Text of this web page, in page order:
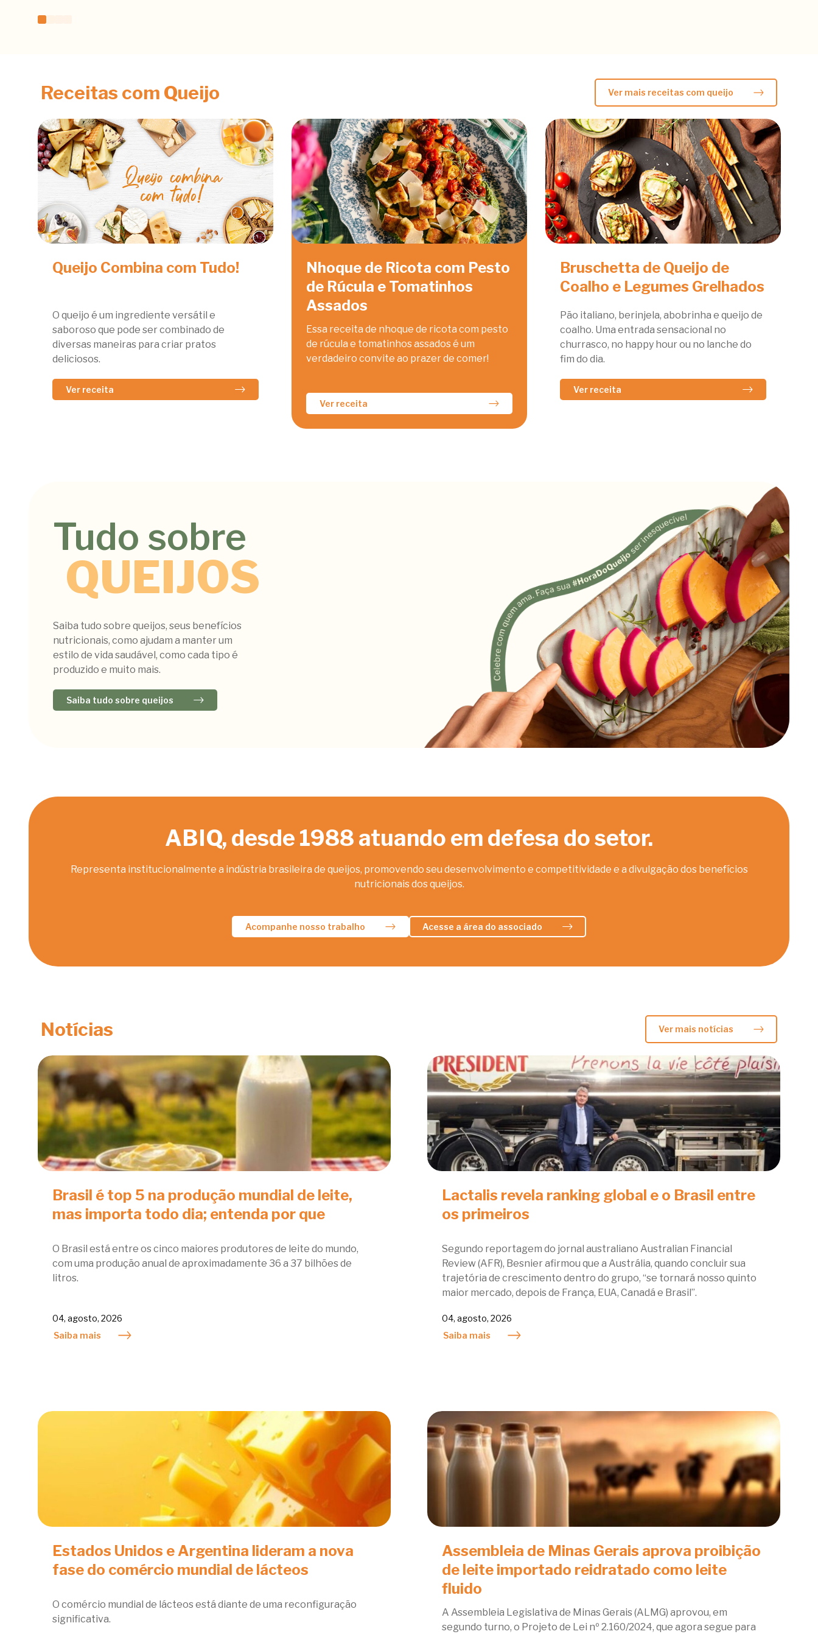
Receitas com Queijo Ver mais receitas com queijo
Queijo Combina com Tudo!
O queijo é um ingrediente versátil e
saboroso que pode ser combinado de
diversas maneiras para criar pratos
deliciosos.
Ver receita
Nhoque de Ricota com Pesto
de Rúcula e Tomatinhos
Assados
Essa receita de nhoque de ricota com pesto
de rúcula e tomatinhos assados é um
verdadeiro convite ao prazer de comer!
Ver receita
Bruschetta de Queijo de
Coalho e Legumes Grelhados
Pão italiano, berinjela, abobrinha e queijo de
coalho. Uma entrada sensacional no
churrasco, no happy hour ou no lanche do
fim do dia.
Ver receita
Tudo sobre
QUEIJOS
Saiba tudo sobre queijos, seus benefícios
nutricionais, como ajudam a manter um
estilo de vida saudável, como cada tipo é
produzido e muito mais.
Saiba tudo sobre queijos
ABIQ, desde 1988 atuando em defesa do setor.
Representa institucionalmente a indústria brasileira de queijos, promovendo seu desenvolvimento e competitividade e a divulgação dos benefícios
nutricionais dos queijos.
Acompanhe nosso trabalho Acesse a área do associado
Notícias Ver mais notícias
Brasil é top 5 na produção mundial de leite,
mas importa todo dia; entenda por que
O Brasil está entre os cinco maiores produtores de leite do mundo,
com uma produção anual de aproximadamente 36 a 37 bilhões de
litros.
04, agosto, 2026
Saiba mais
Lactalis revela ranking global e o Brasil entre
os primeiros
Segundo reportagem do jornal australiano Australian Financial
Review (AFR), Besnier afirmou que a Austrália, quando concluir sua
trajetória de crescimento dentro do grupo, “se tornará nosso quinto
maior mercado, depois de França, EUA, Canadá e Brasil”.
04, agosto, 2026
Saiba mais
Estados Unidos e Argentina lideram a nova
fase do comércio mundial de lácteos
O comércio mundial de lácteos está diante de uma reconfiguração
significativa.
Assembleia de Minas Gerais aprova proibição
de leite importado reidratado como leite
fluido
A Assembleia Legislativa de Minas Gerais (ALMG) aprovou, em
segundo turno, o Projeto de Lei nº 2.160/2024, que agora segue para